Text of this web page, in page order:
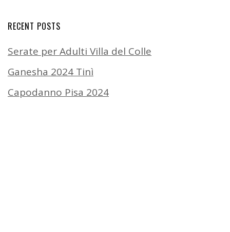
RECENT POSTS
Serate per Adulti Villa del Colle
Ganesha 2024 Tinì
Capodanno Pisa 2024